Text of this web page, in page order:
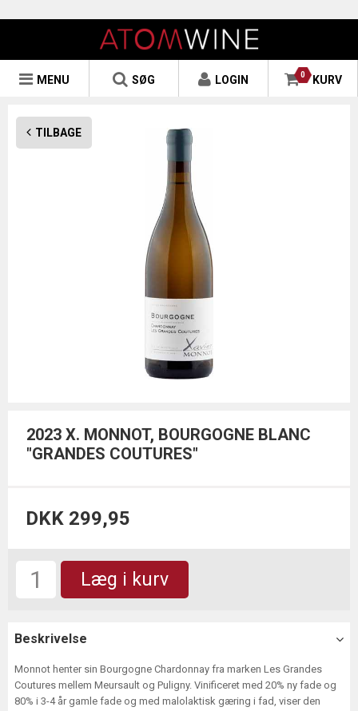
0 KURV
LOGIN
SØG
MENU
TILBAGE
2023 X. MONNOT, BOURGOGNE BLANC
"GRANDES COUTURES"
DKK 299,95
Læg i kurv
Beskrivelse
Monnot henter sin Bourgogne Chardonnay fra marken Les Grandes
Coutures mellem Meursault og Puligny. Vinificeret med 20% ny fade og
80% i 3-4 år gamle fade og med malolaktisk gæring i fad, viser den